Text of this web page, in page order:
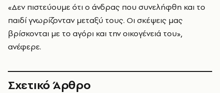
«Δεν πιστεύουμε ότι ο άνδρας που συνελήφθη και το
παιδί γνωρίζονταν μεταξύ τους. Οι σκέψεις μας
βρίσκονται με το αγόρι και την οικογένειά του»,
ανέφερε.
Σχετικό Άρθρο